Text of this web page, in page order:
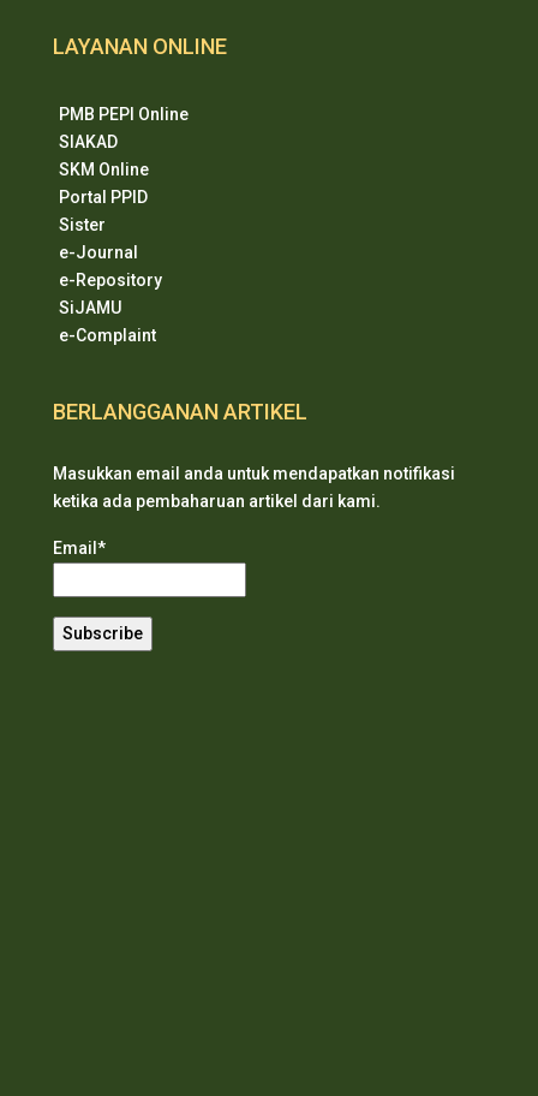
LAYANAN ONLINE
PMB PEPI Online
SIAKAD
SKM Online
Portal PPID
Sister
e-Journal
e-Repository
SiJAMU
e-Complaint
BERLANGGANAN ARTIKEL
Masukkan email anda untuk mendapatkan notifikasi
ketika ada pembaharuan artikel dari kami.
Email*